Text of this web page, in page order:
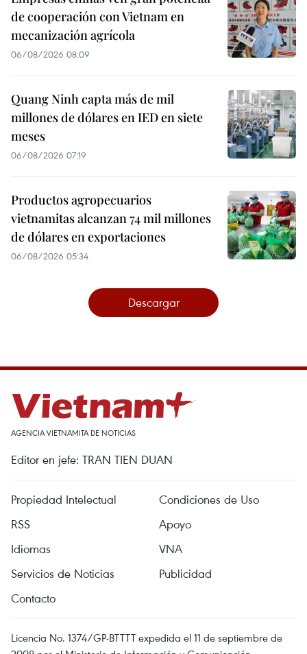
de cooperación con Vietnam en
mecanización agrícola
06/08/2026 08:09
Quang Ninh capta más de mil
millones de dólares en IED en siete
meses
06/08/2026 07:19
Productos agropecuarios
vietnamitas alcanzan 74 mil millones
de dólares en exportaciones
06/08/2026 05:34
Descargar
AGENCIA VIETNAMITA DE NOTICIAS
Editor en jefe: TRAN TIEN DUAN
Propiedad Intelectual
Condiciones de Uso
RSS
Apoyo
Idiomas
VNA
Servicios de Noticias
Publicidad
Contacto
Licencia No. 1374/GP-BTTTT expedida el 11 de septiembre de